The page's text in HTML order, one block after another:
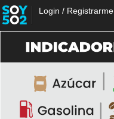
Login / Registrarme